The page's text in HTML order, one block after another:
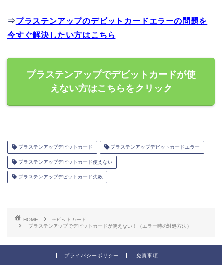
⇒プラステンアップのデビットカードエラーの問題を
今すぐ解決したい方はこちら
プラステンアップでデビットカードが使
えない方はこちらをクリック
プラステンアップデビットカード プラステンアップデビットカードエラー
プラステンアップデビットカード使えない
プラステンアップデビットカード失敗
HOME
デビットカード
プラステンアップでデビットカードが使えない！（エラー時の対処方法）
プライバシーポリシー 免責事項